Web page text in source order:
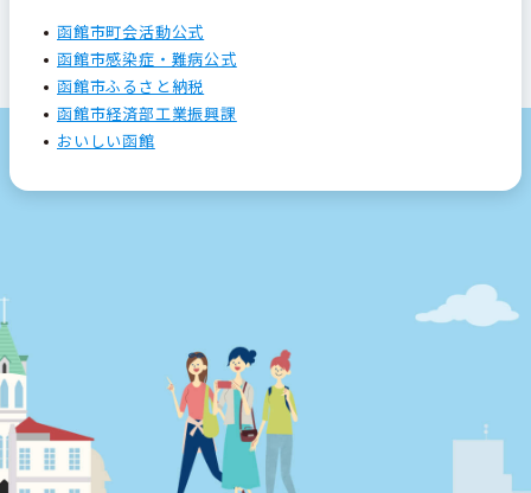
函館市町会活動公式
函館市感染症・難病公式
函館市ふるさと納税
函館市経済部工業振興課
おいしい函館